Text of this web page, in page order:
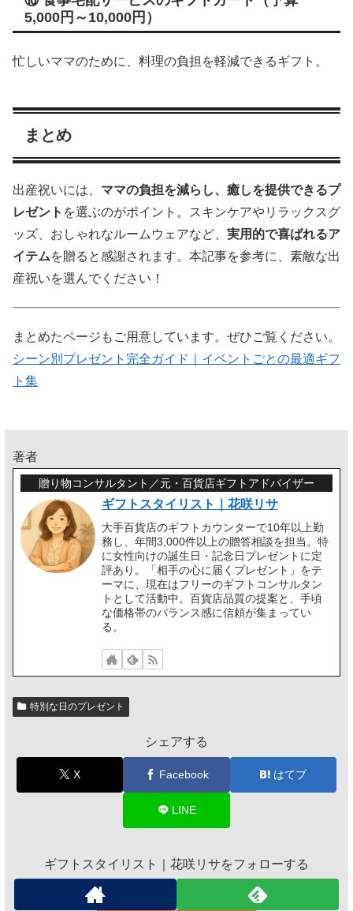
5,000円～10,000円）
忙しいママのために、料理の負担を軽減できるギフト。
まとめ
出産祝いには、 ママの負担を減らし、癒しを提供できるプ
レゼント を選ぶのがポイント。スキンケアやリラックスグ
ッズ、おしゃれなルームウェアなど、 実用的で喜ばれるア
イテムを贈ると感謝されます。本記事を参考に、素敵な出
産祝いを選んでください！
まとめたページもご用意しています。ぜひご覧ください。
シーン別プレゼント完全ガイド｜イベントごとの最適ギフ
ト集
著者
贈り物コンサルタント／元・百貨店ギフトアドバイザー
ギフトスタイリスト｜花咲リサ
大手百貨店のギフトカウンターで10年以上勤
務し、年間3,000件以上の贈答相談を担当。特
に女性向けの誕生日・記念日プレゼントに定
評あり。「相手の心に届くプレゼント」をテ
ーマに、現在はフリーのギフトコンサルタン
トとして活動中。百貨店品質の提案と、手頃
な価格帯のバランス感に信頼が集まってい
る。
特別な日のプレゼント
シェアする
X Facebook はてブ
LINE
ギフトスタイリスト｜花咲リサをフォローする